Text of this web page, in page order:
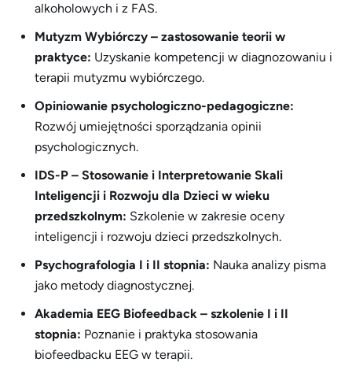
alkoholowych i z FAS.
Mutyzm Wybiórczy – zastosowanie teorii w
praktyce: Uzyskanie kompetencji w diagnozowaniu i
terapii mutyzmu wybiórczego.
Opiniowanie psychologiczno-pedagogiczne:
Rozwój umiejętności sporządzania opinii
psychologicznych.
IDS-P – Stosowanie i Interpretowanie Skali
Inteligencji i Rozwoju dla Dzieci w wieku
przedszkolnym: Szkolenie w zakresie oceny
inteligencji i rozwoju dzieci przedszkolnych.
Psychografologia I i II stopnia: Nauka analizy pisma
jako metody diagnostycznej.
Akademia EEG Biofeedback – szkolenie I i II
stopnia: Poznanie i praktyka stosowania
biofeedbacku EEG w terapii.